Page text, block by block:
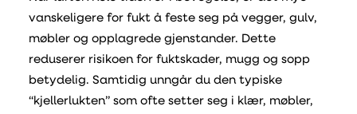
vanskeligere for fukt å feste seg på vegger, gulv,
møbler og opplagrede gjenstander. Dette
reduserer risikoen for fuktskader, mugg og sopp
betydelig. Samtidig unngår du den typiske
“kjellerlukten” som ofte setter seg i klær, møbler,